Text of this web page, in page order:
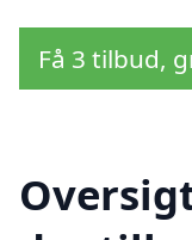
Få 3 tilbud,